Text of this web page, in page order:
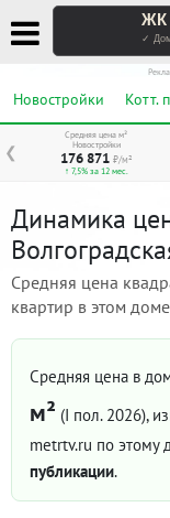
ЖК
✓
Новостройки Котт.
❮
Средняя цена м²
Новостройки
176 871 ₽/м²
↑ 7,5% за 12 мес.
Динамика
Средняя цена
квартир в этом
Средняя цена в
м² (I пол. 2026),
metrtv.ru по этому
публикации.